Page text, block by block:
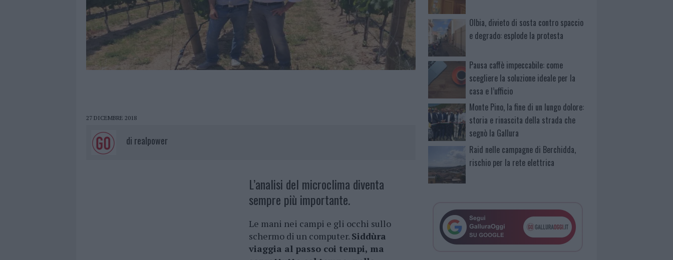
27 DICEMBRE 2018
di realpower
L’analisi del microclima diventa
sempre più importante.
Le mani nei campi e gli occhi sullo
schermo di un computer. Siddùra
viaggia al passo coi tempi, ma
Olbia, divieto di sosta contro spaccio
e degrado: esplode la protesta
Pausa caffè impeccabile: come
scegliere la soluzione ideale per la
casa e l’ufficio
Monte Pino, la fine di un lungo dolore:
storia e rinascita della strada che
segnò la Gallura
Raid nelle campagne di Berchidda,
rischio per la rete elettrica